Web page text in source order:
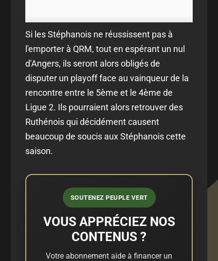
Si les Stéphanois ne réussissent pas à
l'emporter à QRM, tout en espérant un nul
d'Angers, ils seront alors obligés de
disputer un playoff face au vainqueur de la
rencontre entre le 5ème et le 4ème de
Ligue 2. Ils pourraient alors retrouver des
Ruthénois qui décidément causent
beaucoup de soucis aux Stéphanois cette
saison.
SOUTENEZ PEUPLE VERT
VOUS APPRÉCIEZ NOS
CONTENUS ?
Votre abonnement aide à financer un